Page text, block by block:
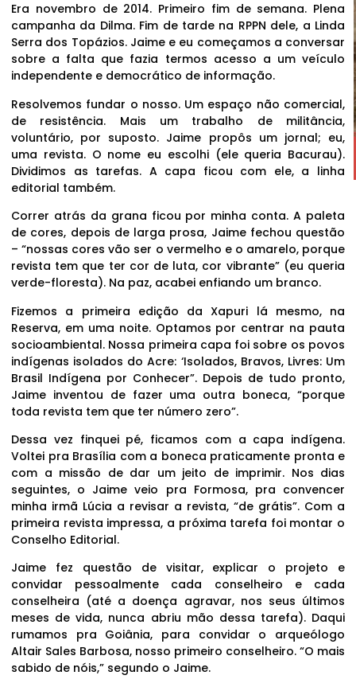
Era novembro de 2014. Primeiro fim de semana. Plena
campanha da Dilma. Fim de tarde na RPPN dele, a Linda
Serra dos Topázios. Jaime e eu começamos a conversar
sobre a falta que fazia termos acesso a um veículo
independente e democrático de informação.
Resolvemos fundar o nosso. Um espaço não comercial,
de resistência. Mais um trabalho de militância,
voluntário, por suposto. Jaime propôs um jornal; eu,
uma revista. O nome eu escolhi (ele queria Bacurau).
Dividimos as tarefas. A capa ficou com ele, a linha
editorial também.
Correr atrás da grana ficou por minha conta. A paleta
de cores, depois de larga prosa, Jaime fechou questão
– “nossas cores vão ser o vermelho e o amarelo, porque
revista tem que ter cor de luta, cor vibrante” (eu queria
verde-floresta). Na paz, acabei enfiando um branco.
Fizemos a primeira edição da Xapuri lá mesmo, na
Reserva, em uma noite. Optamos por centrar na pauta
socioambiental. Nossa primeira capa foi sobre os povos
indígenas isolados do Acre: ‘Isolados, Bravos, Livres: Um
Brasil Indígena por Conhecer”. Depois de tudo pronto,
Jaime inventou de fazer uma outra boneca, “porque
toda revista tem que ter número zero”.
Dessa vez finquei pé, ficamos com a capa indígena.
Voltei pra Brasília com a boneca praticamente pronta e
com a missão de dar um jeito de imprimir. Nos dias
seguintes, o Jaime veio pra Formosa, pra convencer
minha irmã Lúcia a revisar a revista, “de grátis”. Com a
primeira revista impressa, a próxima tarefa foi montar o
Conselho Editorial.
Jaime fez questão de visitar, explicar o projeto e
convidar pessoalmente cada conselheiro e cada
conselheira (até a doença agravar, nos seus últimos
meses de vida, nunca abriu mão dessa tarefa). Daqui
rumamos pra Goiânia, para convidar o arqueólogo
Altair Sales Barbosa, nosso primeiro conselheiro. “O mais
sabido de nóis,” segundo o Jaime.